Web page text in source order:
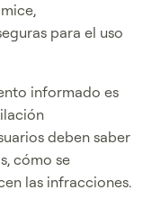
para el uso
informado es
deben saber
cómo se
las infracciones.